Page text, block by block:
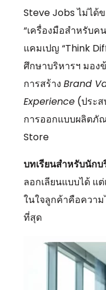
Steve Jobs ไม่ได้
“เครื่องมือสำหรับ
แคมเปญ “Think
ศึกษาบริหารฯ มอ
การสร้าง Brand
Experience (ประ
การออกแบบผลิตภั
Store
บทเรียนสำหรับนักบ
ลอกเลียนแบบได้ แ
ในใจลูกค้าคือควา
ที่สุด